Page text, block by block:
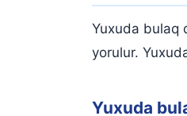
Yuxuda bulaq
yorulur.
Yuxuda